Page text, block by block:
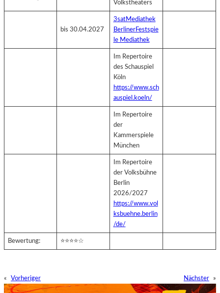
Volkstheaters
bis 30.04.2027
3satMediathek
BerlinerFestspie
le Mediathek
Im Repertoire
des Schauspiel
Köln
https://www.sch
auspiel.koeln/
Im Repertoire
der
Kammerspiele
München
Im Repertoire
der Volksbühne
Berlin
2026/2027
https://www.vol
ksbuehne.berlin
/de/
Bewertung: ⭐⭐⭐⭐☆
« Vorheriger Nächster »